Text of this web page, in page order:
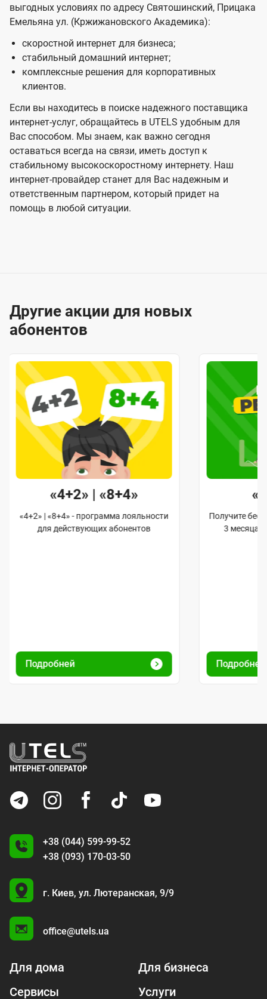
выгодных условиях по адресу Святошинский, Прицака
Емельяна ул. (Кржижановского Академика):
скоростной интернет для бизнеса;
стабильный домашний интернет;
комплексные решения для корпоративных
клиентов.
Если вы находитесь в поиске надежного поставщика
интернет-услуг, обращайтесь в UTELS удобным для
Вас способом. Мы знаем, как важно сегодня
оставаться всегда на связи, иметь доступ к
стабильному высокоскоростному интернету. Наш
интернет-провайдер станет для Вас надежным и
ответственным партнером, который придет на
помощь в любой ситуации.
Другие акции для новых
абонентов
«4+2» | «8+4»
«4+2» | «8+4» - программа лояльности
для действующих абонентов
Подробней
Получите
3 месяца
Подробней
+38 (044) 599-99-52
+38 (093) 170-03-50
U
г. Киев, ул. Лютеранская, 9/9
office@utels.ua
Для дома
Для бизнеса
Сервисы
Услуги